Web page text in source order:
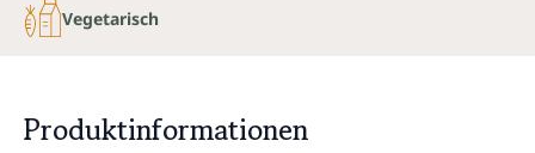
Vegetarisch
Produktinformationen